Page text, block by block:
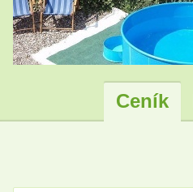
Ceník